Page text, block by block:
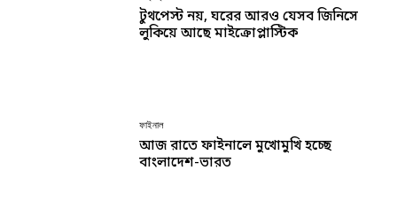
টুথপেস্ট নয়, ঘরের আরও যেসব জিনিসে
লুকিয়ে আছে মাইক্রোপ্লাস্টিক
ফাইনাল
আজ রাতে ফাইনালে মুখোমুখি হচ্ছে
বাংলাদেশ-ভারত